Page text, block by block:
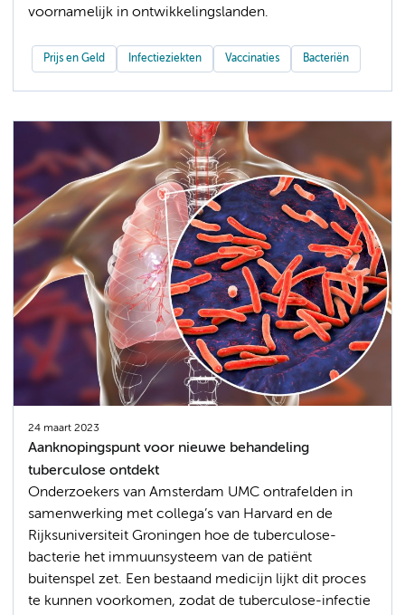
voornamelijk in ontwikkelingslanden.
Prijs en Geld Infectieziekten Vaccinaties Bacteriën
24 maart 2023
Aanknopingspunt voor nieuwe behandeling
tuberculose ontdekt
Onderzoekers van Amsterdam UMC ontrafelden in
samenwerking met collega’s van Harvard en de
Rijksuniversiteit Groningen hoe de tuberculose-
bacterie het immuunsysteem van de patiënt
buitenspel zet. Een bestaand medicijn lijkt dit proces
te kunnen voorkomen, zodat de tuberculose-infectie